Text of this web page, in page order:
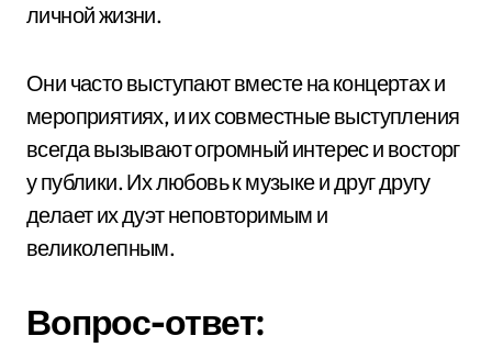
личной жизни.
Они часто выступают вместе на концертах и
мероприятиях, и их совместные выступления
всегда вызывают огромный интерес и восторг
у публики. Их любовь к музыке и друг другу
делает их дуэт неповторимым и
великолепным.
Вопрос-ответ: